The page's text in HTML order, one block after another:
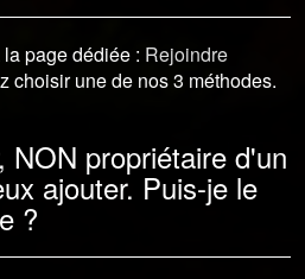
page dédiée : Rejoindre
choisir une de nos 3 méthodes.
NON propriétaire d'un
ajouter. Puis-je le
?